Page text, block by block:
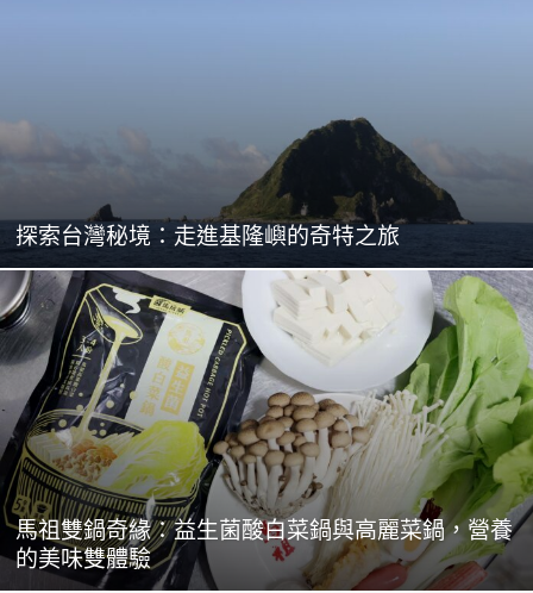
探索台灣秘境：走進基隆嶼的奇特之旅
馬祖雙鍋奇緣：益生菌酸白菜鍋與高麗菜鍋，營養
的美味雙體驗